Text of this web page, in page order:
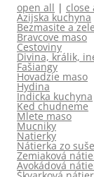
open all | close
Azijska kuchyna
Bezmasite a
Bravcove maso
Cestoviny
Divina, králik,
Fašiangy
Hovadzie maso
Hydina
Indicka kuchyna
Ked chudneme
Mlete maso
Mucniky
Natierky
Nátierka zo
Zemiaková
Avokádová